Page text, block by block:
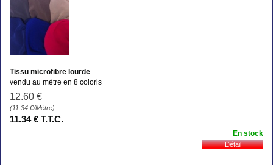
Tissu microfibre lourde
vendu au mètre en 8 coloris
12.60 €
(11.34 €/Mètre)
11.34 € T.T.C.
En stock